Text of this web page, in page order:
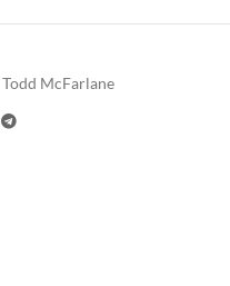
Todd McFarlane